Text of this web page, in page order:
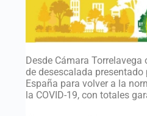
Desde Cámara
de desescalada presentado
España para volver a la
la COVID-19, con totales